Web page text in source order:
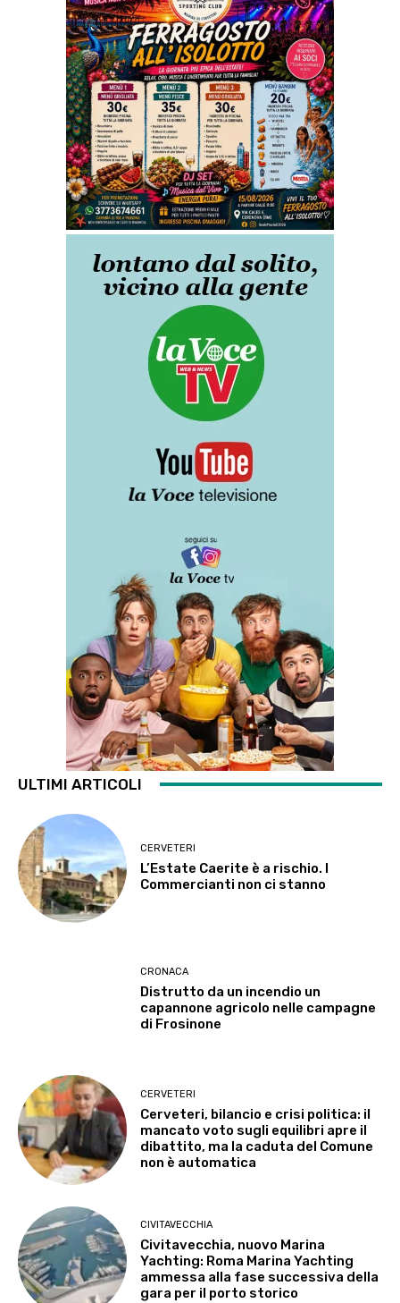
ULTIMI ARTICOLI
CERVETERI
L’Estate Caerite è a rischio. I
Commercianti non ci stanno
CRONACA
Distrutto da un incendio un
capannone agricolo nelle campagne
di Frosinone
CERVETERI
Cerveteri, bilancio e crisi politica: il
mancato voto sugli equilibri apre il
dibattito, ma la caduta del Comune
non è automatica
CIVITAVECCHIA
Civitavecchia, nuovo Marina
Yachting: Roma Marina Yachting
ammessa alla fase successiva della
gara per il porto storico